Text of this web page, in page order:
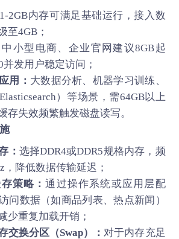
1-2GB内存可满足基础运行，接入数
至4GB；
中小型电商、企业官网建议8GB起
发用户稳定访问；
用： 大数据分析、机器学习训练、
）等场景，需64GB以上
存失效频繁触发磁盘读写。
： 选择DDR4或DDR5规格内存，频
，降低数据传输延迟；
策略：通过操作系统或应用层配
问数据（如商品列表、热点新闻）
少重复加载开销；
交换分区（Swap）： 对于内存充足